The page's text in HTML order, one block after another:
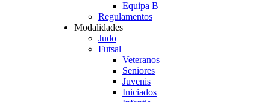
Equipa B
Regulamentos
Modalidades
Judo
Futsal
Veteranos
Seniores
Juvenis
Iniciados